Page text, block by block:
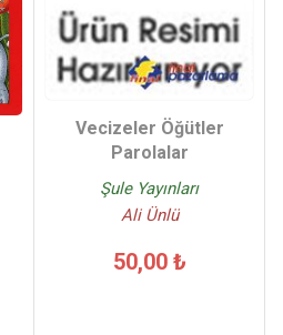
Vecizeler Öğütler
Parolalar
Şule Yayınları
Ali Ünlü
50,00 ₺